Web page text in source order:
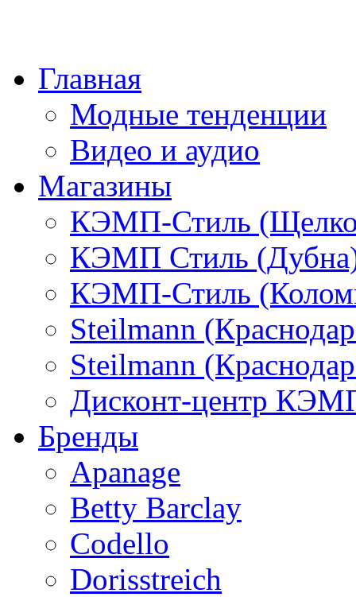
Главная
Модные тенденции
Видео и аудио
Магазины
КЭМП-Стиль
КЭМП Стиль
КЭМП-Стиль
Steilmann
Steilmann
Дисконт-центр
Бренды
Apanage
Betty Barclay
Codello
Dorisstreich